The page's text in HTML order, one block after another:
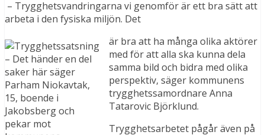
– Trygghetsvandringarna vi genomför är ett bra sätt att
arbeta i den fysiska miljön. Det
– Det händer en del
saker här säger
Parham Niokavtak,
15, boende i
Jakobsberg och
pekar mot
är bra att ha många olika aktörer
med för att alla ska kunna dela
samma bild och bidra med olika
perspektiv, säger kommunens
trygghetssamordnare Anna
Tatarovic Björklund.
Trygghetsarbetet pågår även på